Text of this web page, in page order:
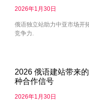
2026年1月30日
俄语独立站助力中亚市场开
竞争力.
2026 俄语建站带来
种合作信号
2026年1月30日